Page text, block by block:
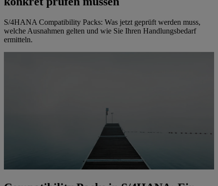
S/4HANA Compatibility Packs: Was jetzt geprüft werden muss,
welche Ausnahmen gelten und wie Sie Ihren Handlungsbedarf
ermitteln.